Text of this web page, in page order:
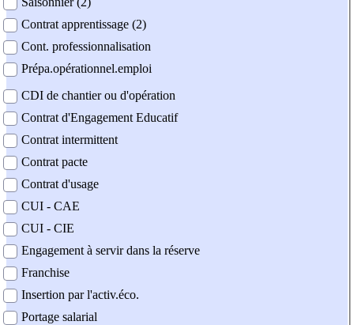
Contrat apprentissage (2)
Cont. professionnalisation
Prépa.opérationnel.emploi
CDI de chantier ou d'opération
Contrat d'Engagement Educatif
Contrat intermittent
Contrat pacte
Contrat d'usage
CUI - CAE
CUI - CIE
Engagement à servir dans la réserve
Franchise
Insertion par l'activ.éco.
Portage salarial